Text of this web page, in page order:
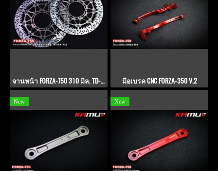
จานหน้า FORZA-750 310 มิล. TD-V9.1 สำหรับปั๊ม BREMBO มือเบรค CNC FORZA-350 V.2
New New